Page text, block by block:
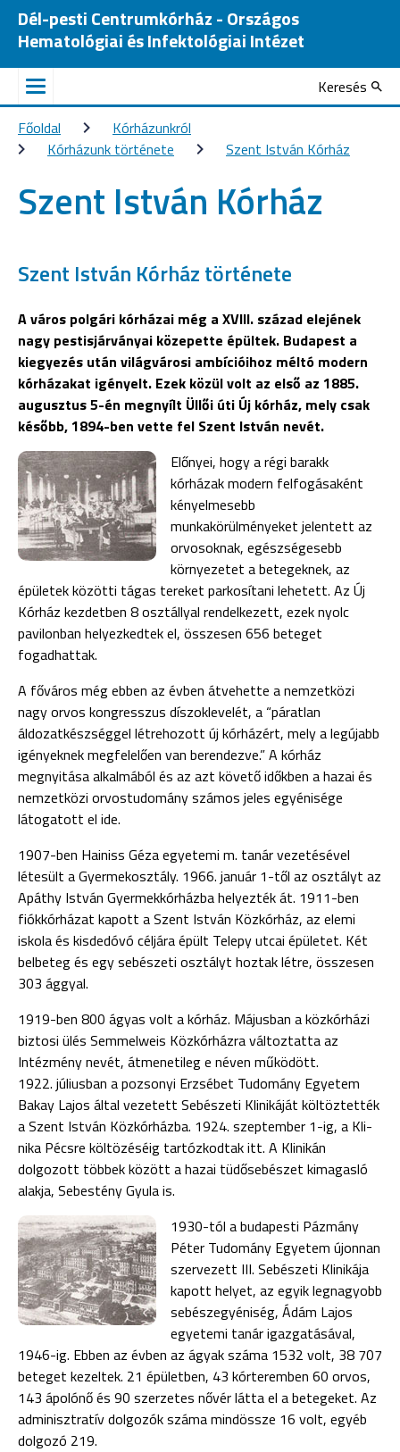
Dél-pesti Centrumkórház - Országos
Hematológiai és Infektológiai Intézet
Keresés
Főoldal
Kórházunkról
Kórházunk története
Szent István Kórház
Szent István Kórház
Szent István Kórház története
A város polgári kórházai még a XVIII. század elejének
nagy pestisjárványai közepette épültek. Budapest a
kiegyezés után világvárosi ambícióihoz méltó modern
kórházakat igényelt. Ezek közül volt az első az 1885.
augusztus 5-én megnyílt Üllői úti Új kórház, mely csak
később, 1894-ben vette fel Szent István nevét.
Előnyei, hogy a régi barakk
kórházak modern felfogásaként
kényelmesebb
munkakörülményeket jelentett az
orvosoknak, egészségesebb
környezetet a betegeknek, az
épületek közötti tágas tereket parkosítani lehetett. Az Új
Kórház kezdetben 8 osztállyal rendelkezett, ezek nyolc
pavilonban helyezkedtek el, összesen 656 beteget
fogadhattak.
A főváros még ebben az évben átvehette a nemzetközi
nagy orvos kongresszus díszoklevelét, a “páratlan
áldozatkészséggel létrehozott új kórházért, mely a legújabb
igényeknek megfelelően van berendezve.” A kórház
megnyitása alkalmából és az azt követő időkben a hazai és
nemzetközi orvostudomány számos jeles egyénisége
látogatott el ide.
1907-ben Hainiss Géza egyetemi m. tanár vezetésével
létesült a Gyermekosztály. 1966. január 1-től az osztályt az
Apáthy István Gyermekkórházba he­lyezték át. 1911-ben
fiókkórházat kapott a Szent István Közkórház, az elemi
iskola és kisdedóvó céljára épült Telepy utcai épületet. Két
belbeteg és egy sebészeti osztályt hoztak létre, összesen
303 ággyal.
1919-ben 800 ágyas volt a kórház. Májusban a közkórházi
biztosi ülés Semmelweis Közkórházra változtatta az
Intézmény nevét, átmenetileg e néven működött.
1922. júliusban a pozsonyi Erzsébet Tudomány Egyetem
Bakay Lajos által vezetett Sebészeti Klinikáját költöztették
a Szent István Közkórházba. 1924. szeptember 1-ig, a Kli­
nika Pécsre költözéséig tartózkodtak itt. A Klinikán
dolgozott többek között a hazai tüdő­sebészet kimagasló
alakja, Sebestény Gyula is.
1930-tól a budapesti Pázmány
Péter Tudomány Egyetem újonnan
szervezett III. Sebészeti Klinikája
kapott helyet, az egyik legnagyobb
sebészegyéniség, Ádám Lajos
egyete­mi tanár igazgatásával,
1946-ig. Ebben az évben az ágyak száma 1532 volt, 38 707
beteget kezeltek. 21 épületben, 43 kórteremben 60 orvos,
143 ápolónő és 90 szerzetes nővér látta el a betegeket. Az
adminisztratív dolgo­zók száma mindössze 16 volt, egyéb
dolgozó 219.